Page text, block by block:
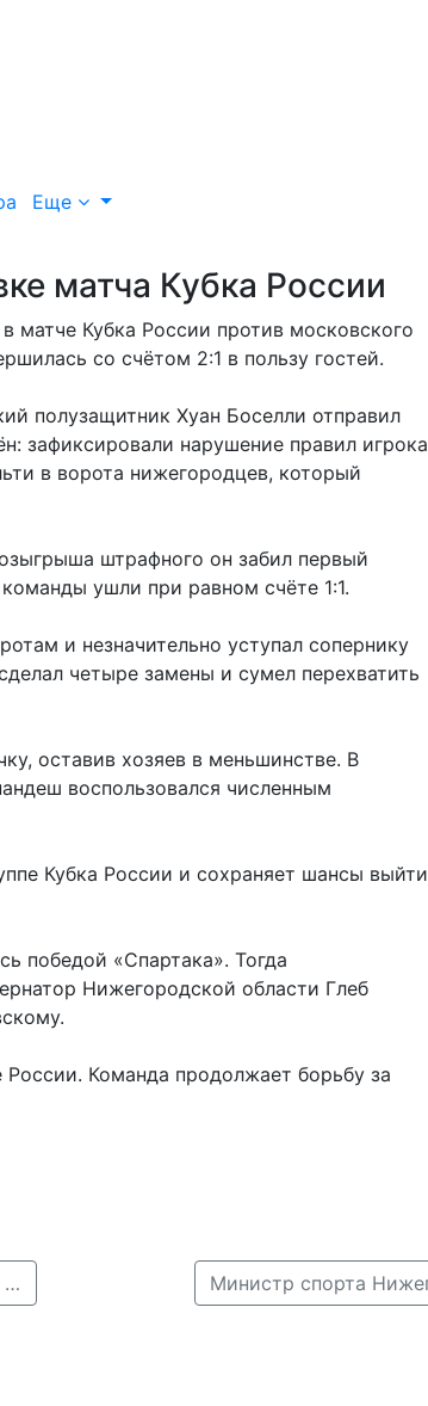
Еще
матча Кубка России
Кубка России против московского
со счётом 2:1 в пользу гостей.
полузащитник Хуан Боселли отправил
зафиксировали нарушение правил игрока
в ворота нижегородцев, который
штрафного он забил первый
ушли при равном счёте 1:1.
и незначительно уступал сопернику
четыре замены и сумел перехватить
оставив хозяев в меньшинстве. В
воспользовался численным
Кубка России и сохраняет шансы выйти
победой «Спартака». Тогда
Нижегородской области Глеб
Команда продолжает борьбу за
← Нижегородец Роман Минеев завоевал «бронзу» на Кубке Азии по триатлону